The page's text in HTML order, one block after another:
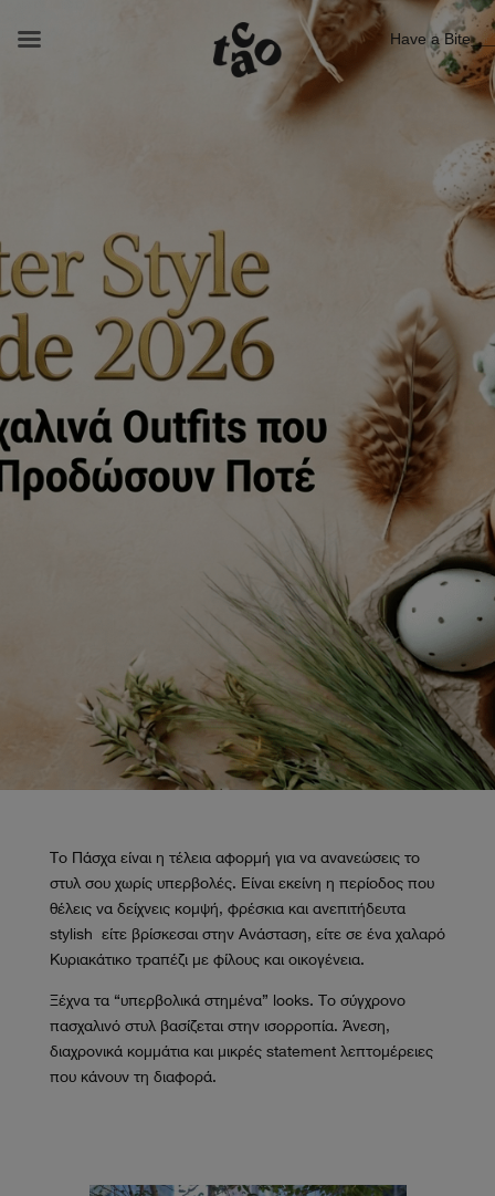
Tο Πάσχα είναι η τέλεια αφορμή για να ανανεώσεις το
στυλ σου χωρίς υπερβολές. Είναι εκείνη η περίοδος που
θέλεις να δείχνεις κομψή, φρέσκια και ανεπιτήδευτα
stylish είτε βρίσκεσαι στην Ανάσταση, είτε σε ένα χαλαρό
Κυριακάτικο τραπέζι με φίλους και οικογένεια.
Ξέχνα τα “υπερβολικά στημένα” looks. Το σύγχρονο
πασχαλινό στυλ βασίζεται στην ισορροπία. Άνεση,
διαχρονικά κομμάτια και μικρές statement λεπτομέρειες
που κάνουν τη διαφορά.
Have a Bite